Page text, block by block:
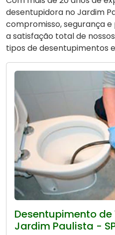
desentupidora no Jardim
compromisso, segurança
a satisfação total de
tipos de desentupimentos
Desentupimento
Jardim Paulista -